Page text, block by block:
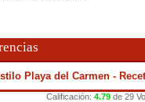
Playa del Carmen -